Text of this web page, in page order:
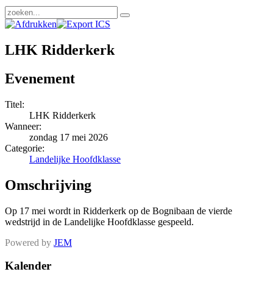
LHK Ridderkerk
Evenement
Titel:
LHK Ridderkerk
Wanneer:
zondag 17 mei 2026
Categorie:
Landelijke Hoofdklasse
Omschrijving
Op 17 mei wordt in Ridderkerk op de Bognibaan de vierde
wedstrijd in de Landelijke Hoofdklasse gespeeld.
Powered by JEM
Kalender